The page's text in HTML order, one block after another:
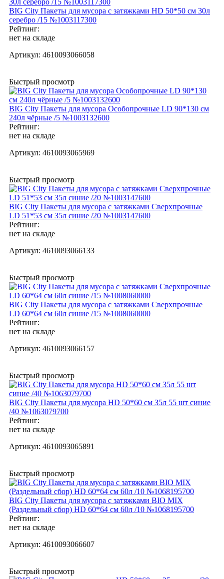
BIG City Пакеты для мусора с затяжками HD 50*50 см 30л
серебро /15 №1003117300
Рейтинг:
нет на складе
Артикул: 4610093066058
Быстрый просмотр
BIG City Пакеты для мусора Особопрочные LD 90*130 см
240л чёрные /5 №1003132600
Рейтинг:
нет на складе
Артикул: 4610093065969
Быстрый просмотр
BIG City Пакеты для мусора с затяжками Сверхпрочные
LD 51*53 см 35л синие /20 №1003147600
Рейтинг:
нет на складе
Артикул: 4610093066133
Быстрый просмотр
BIG City Пакеты для мусора с затяжками Сверхпрочные
LD 60*64 см 60л синие /15 №1008060000
Рейтинг:
нет на складе
Артикул: 4610093066157
Быстрый просмотр
BIG City Пакеты для мусора HD 50*60 см 35л 55 шт синие
/40 №1063079700
Рейтинг:
нет на складе
Артикул: 4610093065891
Быстрый просмотр
BIG City Пакеты для мусора с затяжками BIO MIX
(Раздельный сбор) HD 60*64 см 60л /10 №1068195700
Рейтинг:
нет на складе
Артикул: 4610093066607
Быстрый просмотр